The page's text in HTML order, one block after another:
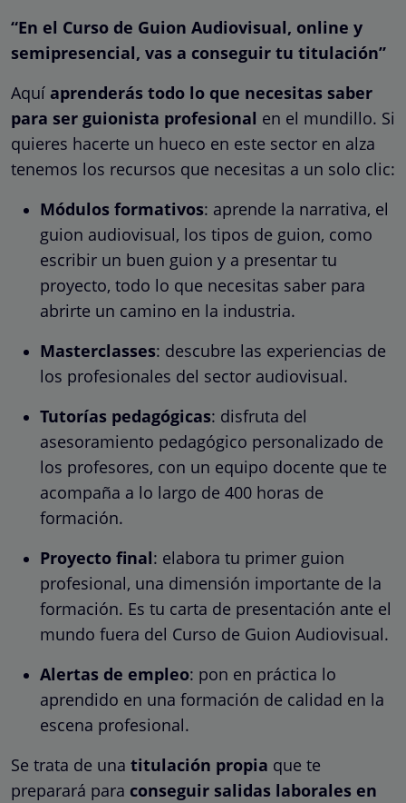
“En el Curso de Guion Audiovisual, online y
semipresencial, vas a conseguir tu titulación”
Aquí aprenderás todo lo que necesitas saber
para ser guionista profesional en el mundillo. Si
quieres hacerte un hueco en este sector en alza
tenemos los recursos que necesitas a un solo clic:
Módulos formativos: aprende la narrativa, el
guion audiovisual, los tipos de guion, como
escribir un buen guion y a presentar tu
proyecto, todo lo que necesitas saber para
abrirte un camino en la industria.
Masterclasses: descubre las experiencias de
los profesionales del sector audiovisual.
Tutorías pedagógicas: disfruta del
asesoramiento pedagógico personalizado de
los profesores, con un equipo docente que te
acompaña a lo largo de 400 horas de
formación.
Proyecto final: elabora tu primer guion
profesional, una dimensión importante de la
formación. Es tu carta de presentación ante el
mundo fuera del Curso de Guion Audiovisual.
Alertas de empleo: pon en práctica lo
aprendido en una formación de calidad en la
escena profesional.
Se trata de una titulación propia que te
preparará para conseguir salidas laborales en